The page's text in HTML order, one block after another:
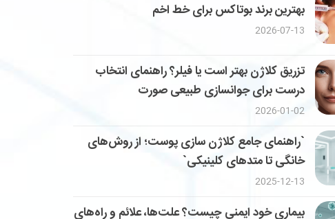
بهترین برند بوتاکس برای خط اخم
2026-07-13
تزریق کلاژن بهتر است یا فیلر؟ راهنمای انتخاب
درست برای جوانسازی طبیعی صورت
2026-01-02
`راهنمای جامع کلاژن سازی پوست؛ از روش‌های
خانگی تا متدهای کلینیکی`
2025-12-13
بیماری خود ایمنی چیست؟ علت‌ها، علائم و راه‌های